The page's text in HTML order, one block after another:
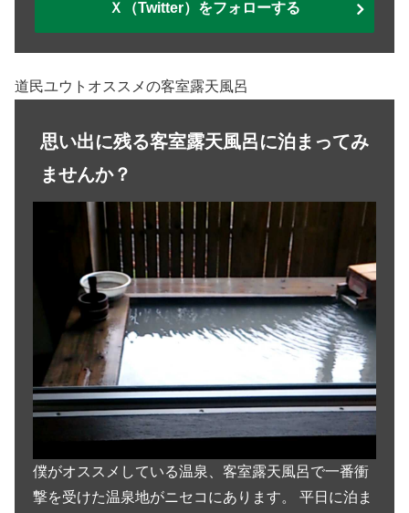
Ｘ（Twitter）をフォローする
道民ユウトオススメの客室露天風呂
思い出に残る客室露天風呂に泊まってみ
ませんか？
僕がオススメしている温泉、客室露天風呂で一番衝
撃を受けた温泉地がニセコにあります。 平日に泊ま